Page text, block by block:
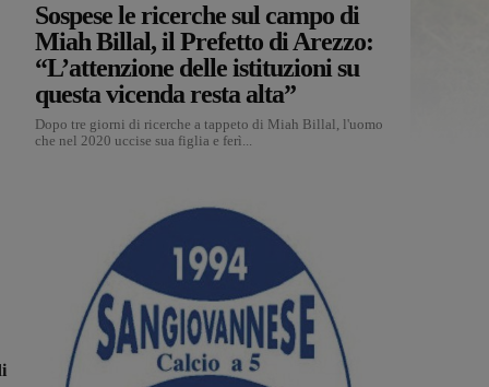
Sospese le ricerche sul campo di
Miah Billal, il Prefetto di Arezzo:
“L’attenzione delle istituzioni su
questa vicenda resta alta”
Dopo tre giorni di ricerche a tappeto di Miah Billal, l'uomo
che nel 2020 uccise sua figlia e ferì...